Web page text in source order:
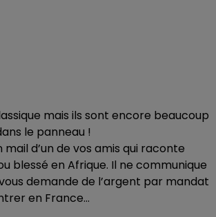
mais ils sont encore beaucoup
le panneau !
mail d’un de vos amis qui raconte
blessé en Afrique. Il ne communique
demande de l’argent par mandat
en France...